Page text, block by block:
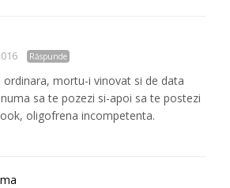
Răspunde
ordinara, mortu-i vinovat si de data
sa te pozezi si-apoi sa te postezi
oligofrena incompetenta.